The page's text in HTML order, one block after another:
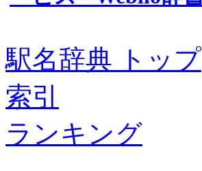
駅名辞典 トップ
索引
ランキング